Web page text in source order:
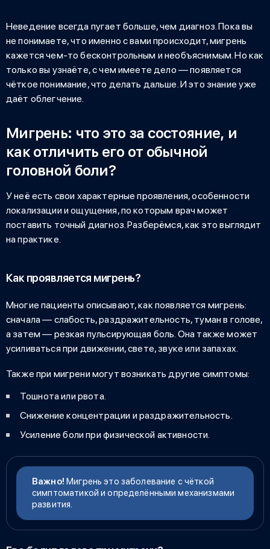
Неведение всегда пугает больше, чем диагноз. Пока вы
не понимаете, что именно с вами происходит, мигрень
кажется чем-то бесконтрольным и необъяснимым. Но как
только вы узнаёте, с чем имеете дело — появляется
чёткое понимание, что делать дальше. И это знание уже
даёт облегчение.
Мигрень: что это за состояние, и
как отличить его от обычной
головной боли?
У неё есть свои характерные проявления, особенности
локализации и ощущения, по которым врач может
поставить точный диагноз. Разберёмся, как это выглядит
на практике.
Как проявляется мигрень?
Многие пациенты описывают,как появляется мигрень:
сначала — слабость, раздражительность, туман в голове,
а затем — резкая пульсирующая боль. Она также может
усиливаться при движении, свете, звуке или запахах.
Также при мигрени могут возникать другие симптомы:
Тошнота или рвота.
Снижение концентрации и раздражительность.
Усиление боли при физической активности.
Важно!Мигрень это заболевание с чёткой
симптоматикой и определёнными механизмами
развития.